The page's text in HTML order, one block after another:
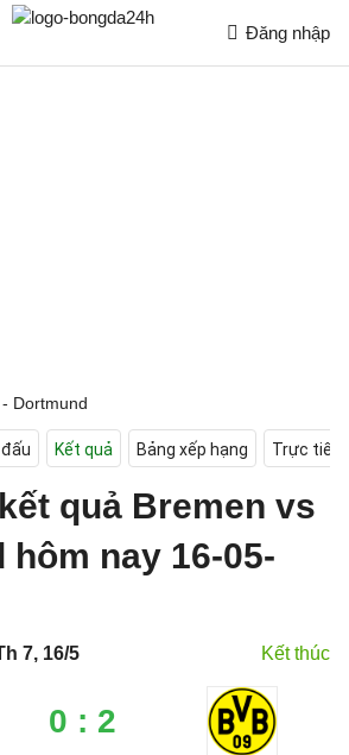
Đăng nhập
Dortmund
Kết quả Bảng xếp hạng Trực tiếp
quả Bremen vs
hôm nay 16-05-
7, 16/5 Kết thúc
0 : 2